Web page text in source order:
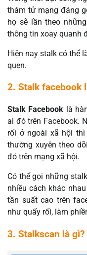
thám tử mạng đáng
họ sẽ lần theo
thông tin xoay quanh
Hiện nay stalk có thể
quen.
2. Stalk facebook
Stalk Facebook là
ai đó trên Facebook.
rối ở ngoài xã hội thì
thường xuyên theo
đó trên mạng xã hội.
Có thể gọi những
nhiều cách khác
tần suất cao trên
như quấy rối, làm
3. Stalkscan là gì?